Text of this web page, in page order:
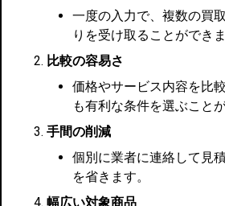
一度の入力で、複数の買
りを受け取ることができま
比較の容易さ
価格やサービス内容を比
も有利な条件を選ぶこと
手間の削減
個別に業者に連絡して見
を省きます。
幅広い対象商品